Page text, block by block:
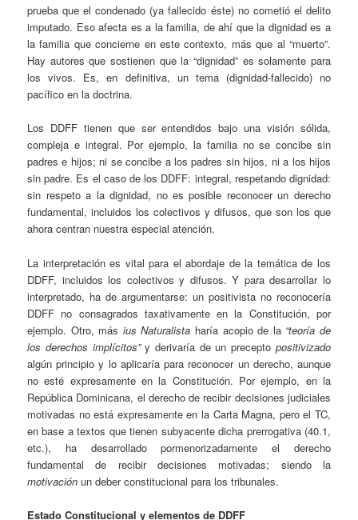
prueba que el condenado (ya fallecido éste) no cometió el delito
imputado. Eso afecta es a la familia, de ahí que la dignidad es a
la familia que concierne en este contexto, más que al “muerto”.
Hay autores que sostienen que la “dignidad” es solamente para
los vivos. Es, en definitiva, un tema (dignidad-fallecido) no
pacífico en la doctrina.
Los DDFF tienen que ser entendidos bajo una visión sólida,
compleja e integral. Por ejemplo, la familia no se concibe sin
padres e hijos; ni se concibe a los padres sin hijos, ni a los hijos
sin padre. Es el caso de los DDFF: integral, respetando dignidad:
sin respeto a la dignidad, no es posible reconocer un derecho
fundamental, incluidos los colectivos y difusos, que son los que
ahora centran nuestra especial atención.
La interpretación es vital para el abordaje de la temática de los
DDFF, incluidos los colectivos y difusos. Y para desarrollar lo
interpretado, ha de argumentarse: un positivista no reconocería
DDFF no consagrados taxativamente en la Constitución, por
ejemplo. Otro, más ius Naturalista haría acopio de la “teoría de
los derechos implícitos”y derivaría de un precepto positivizado
algún principio y lo aplicaría para reconocer un derecho, aunque
no esté expresamente en la Constitución. Por ejemplo, en la
República Dominicana, el derecho de recibir decisiones judiciales
motivadas no está expresamente en la Carta Magna, pero el TC,
en base a textos que tienen subyacente dicha prerrogativa (40.1,
etc.), ha desarrollado pormenorizadamente el derecho
fundamental de recibir decisiones motivadas; siendo la
motivación un deber constitucional para los tribunales.
Estado Constitucional y elementos de DDFF